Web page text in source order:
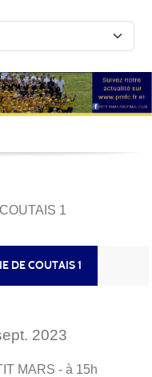
1
DE COUTAIS 1
2023
MARS - à 15h